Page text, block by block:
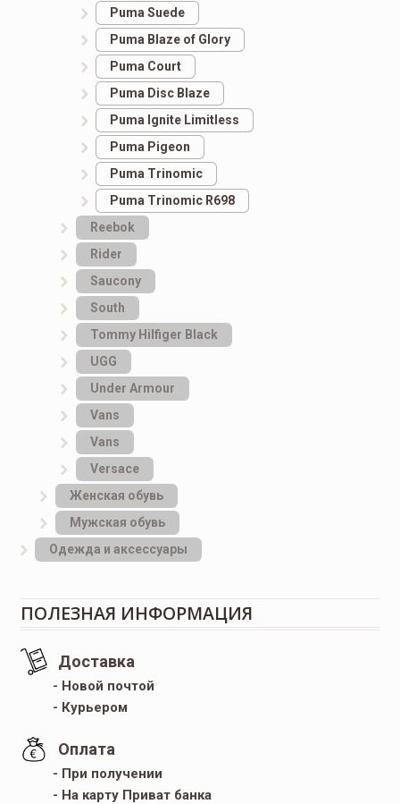
Puma Suede
Puma Blaze of Glory
Puma Court
Puma Disc Blaze
Puma Ignite Limitless
Puma Pigeon
Puma Trinomic
Puma Trinomic R698
Reebok
Rider
Saucony
South
Tommy Hilfiger Black
UGG
Under Armour
Vans
Vans
Versace
Женская обувь
Мужская обувь
Одежда и аксессуары
ПОЛЕЗНАЯ ИНФОРМАЦИЯ
Доставка
- Новой почтой
- Курьером
Оплата
- При получении
- На карту Приват банка